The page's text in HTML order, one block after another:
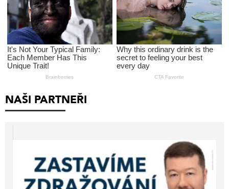
NAŠI PARTNEŘI